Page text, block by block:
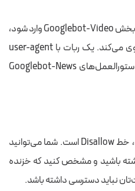
اگر خزنده‌ای توسط user-agent به بخش Googlebot-Video وارد شود،
از محدودیت‌های Googlebot پیروی می‌کند. یک ربات با user-agent
بخش Googlebot-News هم از دستورالعمل‌های Googlebot-News
خط دوم در هر بلوک دستورالعمل، خط Disallow است. شما می‌توانید
باشید و مشخص کنید که خزنده
نباید دسترسی داشته باشد.